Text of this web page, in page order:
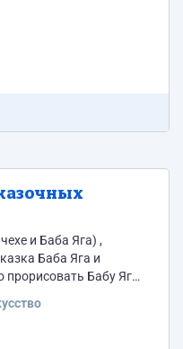
и Баба Яга) ,
Баба Яга и
прорисовать Бабу Ягу